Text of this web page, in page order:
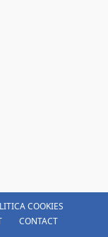
COOKIES
CONTACT